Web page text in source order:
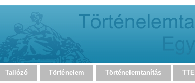
Tallózó Történelem Történelemtanítás TTE